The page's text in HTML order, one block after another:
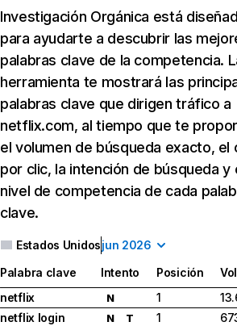
Investigación Orgánica está
para ayudarte a descubrir las
palabras clave de la competencia.
herramienta te mostrará las
palabras clave que dirigen tráfico a
netflix.com, al tiempo que te
el volumen de búsqueda exacto, el
por clic, la intención de búsqueda y
nivel de competencia de cada
clave.
Estados Unidosjun 2026
Palabra clave Intento Posición
netflix
N 1
netflix login
N T 1